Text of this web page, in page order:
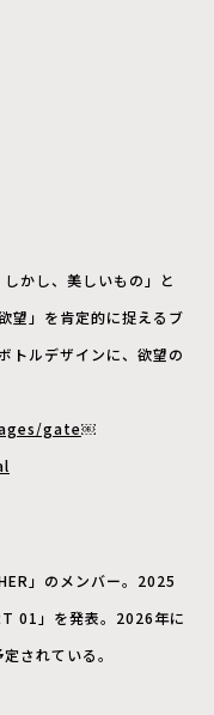
かし、美しいもの」と
望」を肯定的に捉えるブ
トルデザインに、欲望の
gate￼
」のメンバー。2025
01」を発表。2026年に
されている。